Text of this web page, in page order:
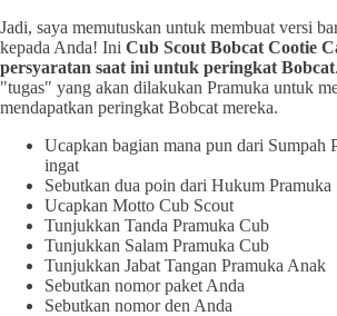
Jadi, saya memutuskan untuk membuat versi
kepada Anda! Ini Cub Scout Bobcat Cootie
persyaratan saat ini untuk peringkat Bobcat
"tugas" yang akan dilakukan Pramuka untuk
mendapatkan peringkat Bobcat mereka.
Ucapkan bagian mana pun dari Sumpah
ingat
Sebutkan dua poin dari Hukum Pramuka
Ucapkan Motto Cub Scout
Tunjukkan Tanda Pramuka Cub
Tunjukkan Salam Pramuka Cub
Tunjukkan Jabat Tangan Pramuka Anak
Sebutkan nomor paket Anda
Sebutkan nomor den Anda